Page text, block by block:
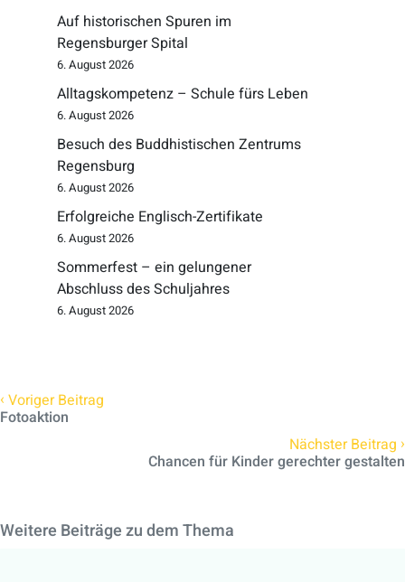
Auf historischen Spuren im
Regensburger Spital
6. August 2026
Alltagskompetenz – Schule fürs Leben
6. August 2026
Besuch des Buddhistischen Zentrums
Regensburg
6. August 2026
Erfolgreiche Englisch-Zertifikate
6. August 2026
Sommerfest – ein gelungener
Abschluss des Schuljahres
6. August 2026
‹ Voriger Beitrag
Fotoaktion
Nächster Beitrag ›
Chancen für Kinder gerechter gestalten
Weitere Beiträge zu dem Thema